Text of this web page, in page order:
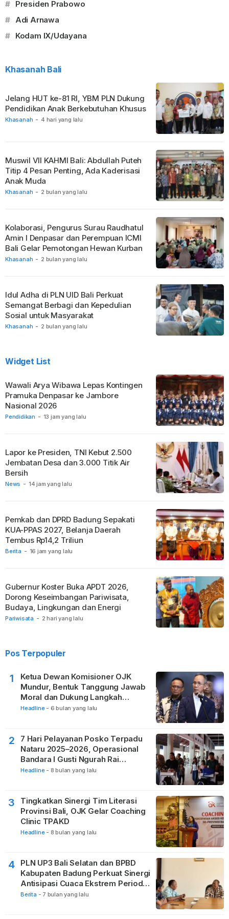
# Presiden Prabowo
# Adi Arnawa
# Kodam IX/Udayana
Khasanah Bali
Khasanah - 4 hari yang lalu
Jelang HUT ke-81 RI, YBM PLN Dukung
Pendidikan Anak Berkebutuhan Khusus
Khasanah - 2 bulan yang lalu
Muswil VII KAHMI Bali: Abdullah Puteh
Titip 4 Pesan Penting, Ada Kaderisasi
Anak Muda
Khasanah - 2 bulan yang lalu
Kolaborasi, Pengurus Surau Raudhatul
Amin I Denpasar dan Perempuan ICMI
Bali Gelar Pemotongan Hewan Kurban
Khasanah - 2 bulan yang lalu
Idul Adha di PLN UID Bali Perkuat
Semangat Berbagi dan Kepedulian
Sosial untuk Masyarakat
Widget List
Pendidikan - 13 jam yang lalu
Wawali Arya Wibawa Lepas Kontingen
Pramuka Denpasar ke Jambore
Nasional 2026
News - 14 jam yang lalu
Lapor ke Presiden, TNI Kebut 2.500
Jembatan Desa dan 3.000 Titik Air
Bersih
Berita - 16 jam yang lalu
Pemkab dan DPRD Badung Sepakati
KUA-PPAS 2027, Belanja Daerah
Tembus Rp14,2 Triliun
Pariwisata - 2 hari yang lalu
Gubernur Koster Buka APDT 2026,
Dorong Keseimbangan Pariwisata,
Budaya, Lingkungan dan Energi
Pos Terpopuler
1
Ketua Dewan Komisioner OJK
Mundur, Bentuk Tanggung Jawab
Moral dan Dukung Langkah
Pemulihan
Headline - 6 bulan yang lalu
2
7 Hari Pelayanan Posko Terpadu
Nataru 2025–2026, Operasional
Bandara I Gusti Ngurah Rai
Berjalan Lancar
Headline - 8 bulan yang lalu
3
Tingkatkan Sinergi Tim Literasi
Provinsi Bali, OJK Gelar Coaching
Clinic TPAKD
Headline - 8 bulan yang lalu
4
PLN UP3 Bali Selatan dan BPBD
Kabupaten Badung Perkuat Sinergi
Antisipasi Cuaca Ekstrem Periode
Nataru
Berita - 7 bulan yang lalu